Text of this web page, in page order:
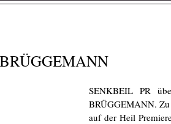
SENKBEIL PR
BRÜGGEMANN. Zu
auf der Heil